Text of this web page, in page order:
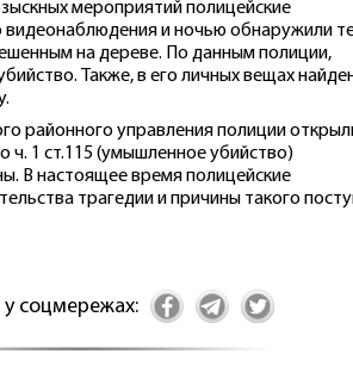
мероприятий полицейские
видеонаблюдения и ночью обнаружили
на дереве. По данным полиции,
Также, в его личных вещах
районного управления полиции
ч. 1 ст.115 (умышленное убийство)
В настоящее время полицейские
трагедии и причины такого
у соцмережах: